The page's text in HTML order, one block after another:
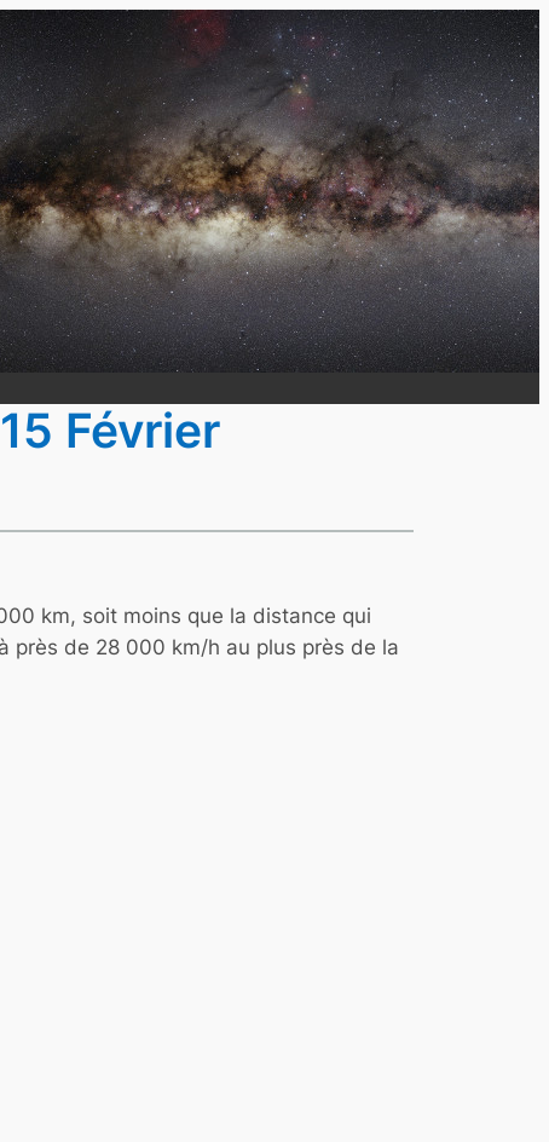
Février
km, soit moins que la distance qui
près de 28 000 km/h au plus près de la